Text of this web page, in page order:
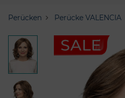
Perücken Perücke VALENCIA